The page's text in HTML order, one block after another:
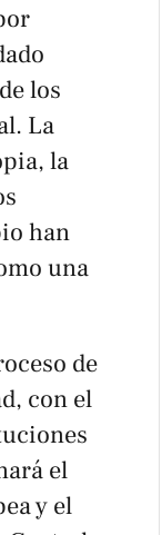
los
La
la
han
una
de
con el
el
y el